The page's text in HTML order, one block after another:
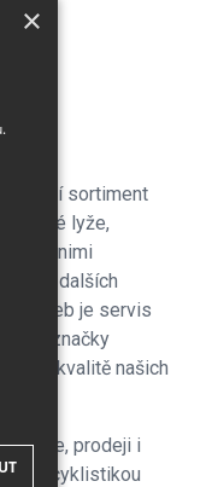
sortiment
lyže,
a s nimi
řada dalších
služeb je servis
značky
Na kvalitě našich
prodeji i
s cyklistikou
×